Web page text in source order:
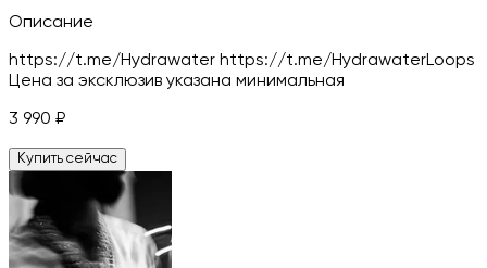
Описание
https://t.me/Hydrawater https://t.me/HydrawaterLoops
Цена за эксклюзив указана минимальная
3 990 ₽
Купить сейчас